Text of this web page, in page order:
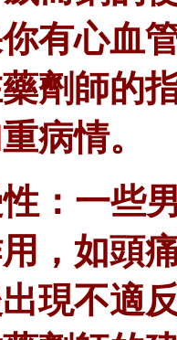
有心血
藥劑師的
病情。
：一些
，如頭
現不適